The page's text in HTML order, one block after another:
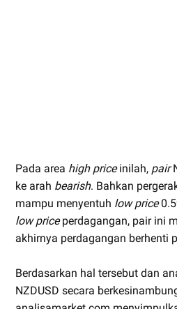
Pada area high priceinilah, pair
ke arah bearish. Bahkan
mampu menyentuh low price
low priceperdagangan, pair ini
akhirnya perdagangan berhenti
Berdasarkan hal tersebut dan
NZDUSD secara